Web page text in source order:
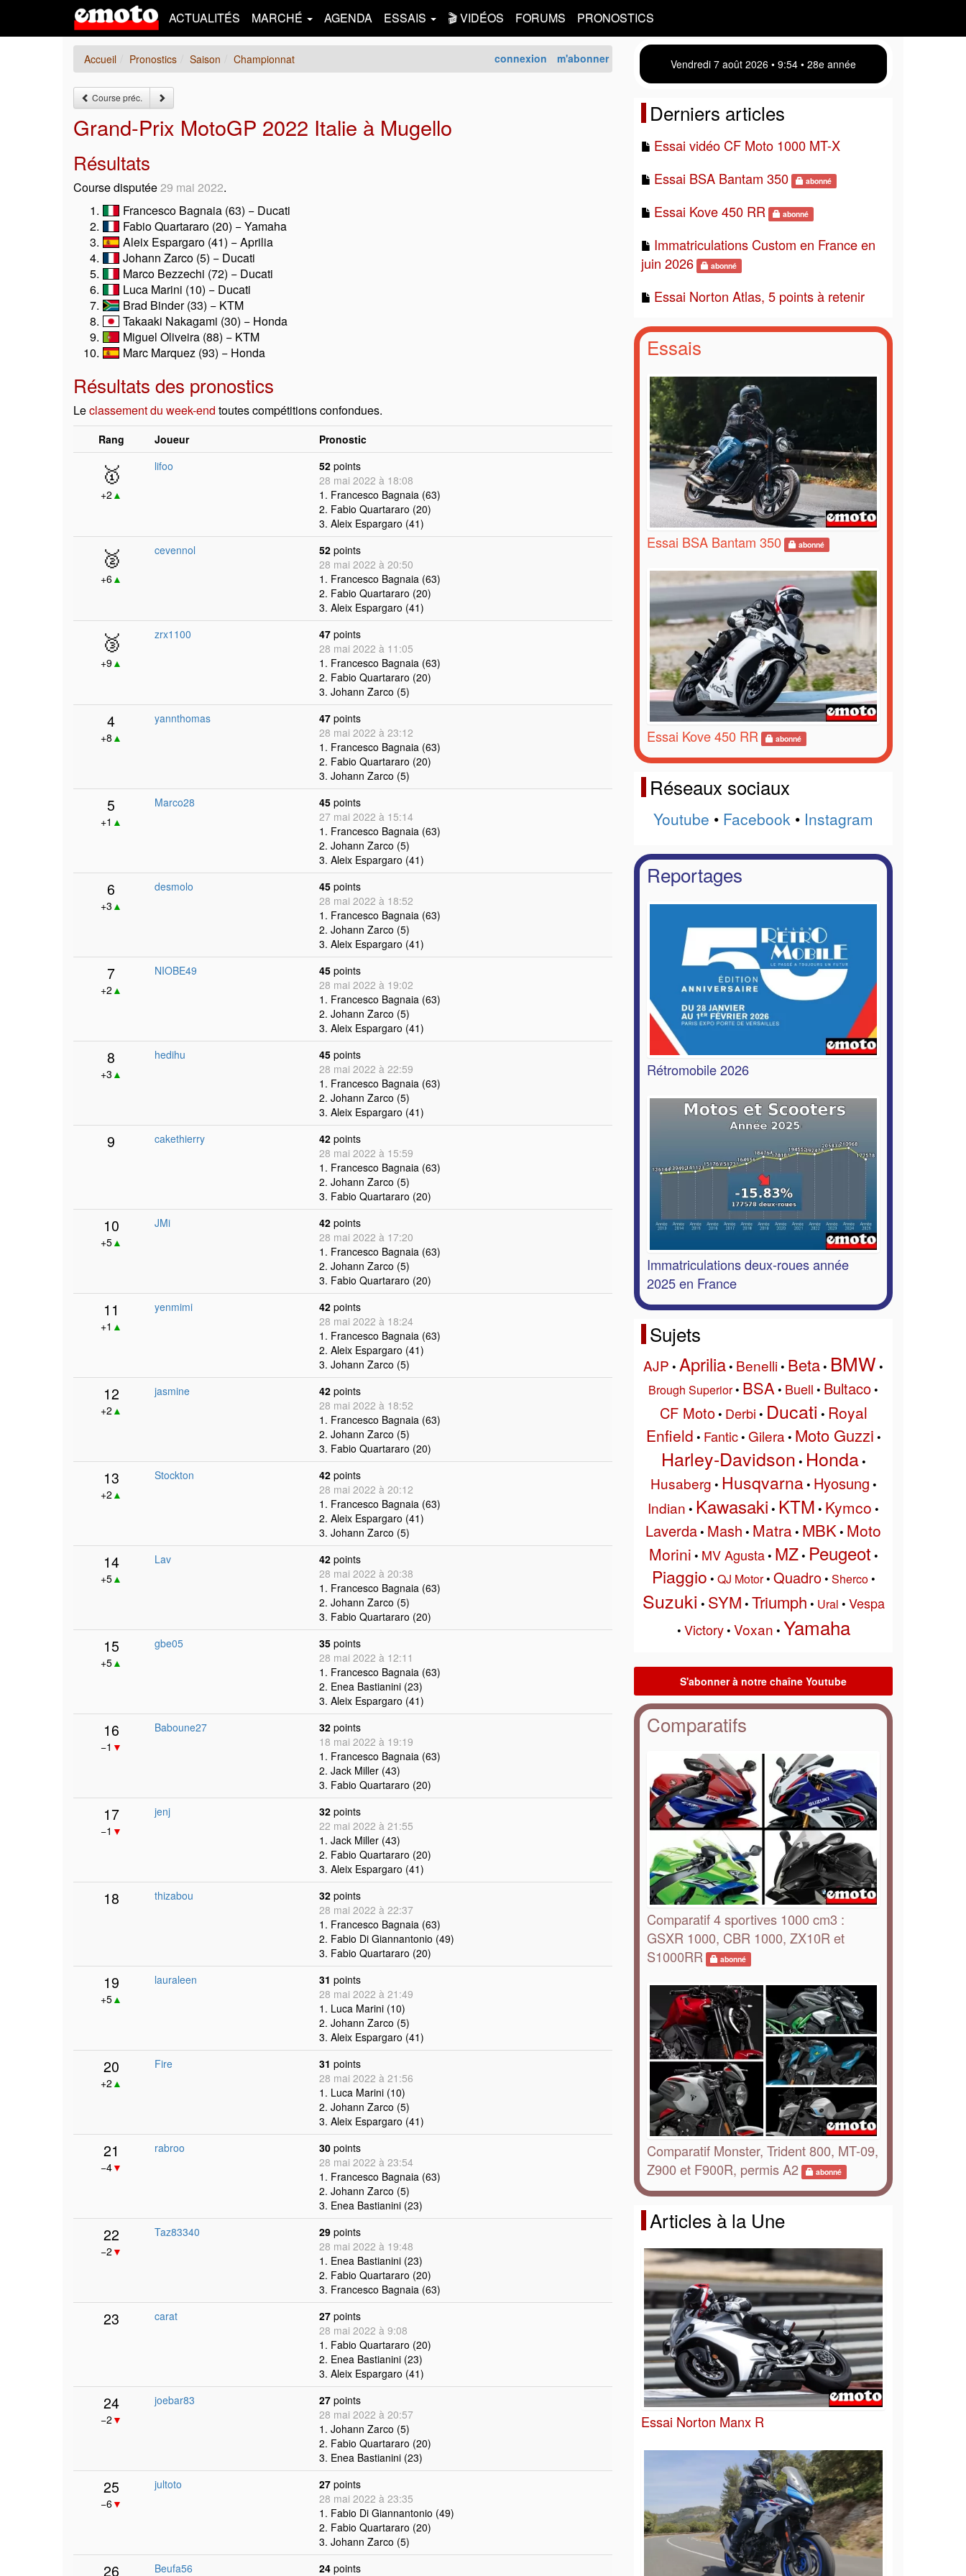
ACTUALITÉS MARCHÉ AGENDA ESSAIS 🎬 VIDÉOS FORUMS PRONOSTICS
connexion m'abonner
Accueil Pronostics Saison Championnat
Course préc.
Grand-Prix MotoGP 2022 Italie à Mugello
Résultats
Course disputée29 mai 2022.
Francesco Bagnaia (63) − Ducati
Fabio Quartararo (20) − Yamaha
Aleix Espargaro (41) − Aprilia
Johann Zarco (5) − Ducati
Marco Bezzechi (72) − Ducati
Luca Marini (10) − Ducati
Brad Binder (33) − KTM
Takaaki Nakagami (30) − Honda
Miguel Oliveira (88) − KTM
Marc Marquez (93) − Honda
Résultats des pronostics
Leclassement du week-end toutes compétitions confondues.
Rang Joueur Pronostic
🥇
+2 ▲
lifoo 52 points
28 mai 2022 à 18:08
1. Francesco Bagnaia (63)
2. Fabio Quartararo (20)
3. Aleix Espargaro (41)
🥈
+6▲
cevennol 52 points
28 mai 2022 à 20:50
1. Francesco Bagnaia (63)
2. Fabio Quartararo (20)
3. Aleix Espargaro (41)
🥉
+9▲
zrx1100 47 points
28 mai 2022 à 11:05
1. Francesco Bagnaia (63)
2. Fabio Quartararo (20)
3. Johann Zarco (5)
4
+8 ▲
yannthomas 47 points
28 mai 2022 à 23:12
1. Francesco Bagnaia (63)
2. Fabio Quartararo (20)
3. Johann Zarco (5)
5
+1 ▲
Marco28 45 points
27 mai 2022 à 15:14
1. Francesco Bagnaia (63)
2. Johann Zarco (5)
3. Aleix Espargaro (41)
6
+3 ▲
desmolo 45 points
28 mai 2022 à 18:52
1. Francesco Bagnaia (63)
2. Johann Zarco (5)
3. Aleix Espargaro (41)
7
+2 ▲
NIOBE49 45 points
28 mai 2022 à 19:02
1. Francesco Bagnaia (63)
2. Johann Zarco (5)
3. Aleix Espargaro (41)
8
+3 ▲
hedihu 45 points
28 mai 2022 à 22:59
1. Francesco Bagnaia (63)
2. Johann Zarco (5)
3. Aleix Espargaro (41)
9 cakethierry 42 points
28 mai 2022 à 15:59
1. Francesco Bagnaia (63)
2. Johann Zarco (5)
3. Fabio Quartararo (20)
10
+5▲
JMi 42 points
28 mai 2022 à 17:20
1. Francesco Bagnaia (63)
2. Johann Zarco (5)
3. Fabio Quartararo (20)
11
+1 ▲
yenmimi 42 points
28 mai 2022 à 18:24
1. Francesco Bagnaia (63)
2. Aleix Espargaro (41)
3. Johann Zarco (5)
12
+2 ▲
jasmine 42 points
28 mai 2022 à 18:52
1. Francesco Bagnaia (63)
2. Johann Zarco (5)
3. Fabio Quartararo (20)
13
+2 ▲
Stockton 42 points
28 mai 2022 à 20:12
1. Francesco Bagnaia (63)
2. Aleix Espargaro (41)
3. Johann Zarco (5)
14
+5▲
Lav 42 points
28 mai 2022 à 20:38
1. Francesco Bagnaia (63)
2. Johann Zarco (5)
3. Fabio Quartararo (20)
15
+5▲
gbe05 35 points
28 mai 2022 à 12:11
1. Francesco Bagnaia (63)
2. Enea Bastianini (23)
3. Aleix Espargaro (41)
16
−1 ▼
Baboune27 32 points
18 mai 2022 à 19:19
1. Francesco Bagnaia (63)
2. Jack Miller (43)
3. Fabio Quartararo (20)
17
−1 ▼
jenj 32 points
22 mai 2022 à 21:55
1. Jack Miller (43)
2. Fabio Quartararo (20)
3. Aleix Espargaro (41)
18 thizabou 32 points
28 mai 2022 à 22:37
1. Francesco Bagnaia (63)
2. Fabio Di Giannantonio (49)
3. Fabio Quartararo (20)
19
+5▲
lauraleen 31 points
28 mai 2022 à 21:49
1. Luca Marini (10)
2. Johann Zarco (5)
3. Aleix Espargaro (41)
20
+2 ▲
Fire 31 points
28 mai 2022 à 21:56
1. Luca Marini (10)
2. Johann Zarco (5)
3. Aleix Espargaro (41)
21
−4▼
rabroo 30 points
28 mai 2022 à 23:54
1. Francesco Bagnaia (63)
2. Johann Zarco (5)
3. Enea Bastianini (23)
22
−2 ▼
Taz83340 29 points
28 mai 2022 à 19:48
1. Enea Bastianini (23)
2. Fabio Quartararo (20)
3. Francesco Bagnaia (63)
23 carat 27 points
28 mai 2022 à 9:08
1. Fabio Quartararo (20)
2. Enea Bastianini (23)
3. Aleix Espargaro (41)
24
−2 ▼
joebar83 27 points
28 mai 2022 à 20:57
1. Johann Zarco (5)
2. Fabio Quartararo (20)
3. Enea Bastianini (23)
25
−6▼
jultoto 27 points
28 mai 2022 à 23:35
1. Fabio Di Giannantonio (49)
2. Fabio Quartararo (20)
3. Johann Zarco (5)
26 Beufa56 24 points
Vendredi 7 août 2026 • 9 54 • 28e année
Derniers articles
Essai vidéo CF Moto 1000 MT-X
Essai BSA Bantam 350
abonné
Essai Kove 450 RR abonné
Immatriculations Custom en France en
juin 2026
abonné
Essai Norton Atlas, 5 points à retenir
Essais
Essai BSA Bantam 350 abonné
Essai Kove 450 RR abonné
Réseaux sociaux
Youtube • Facebook • Instagram
Reportages
Rétromobile 2026
Immatriculations deux-roues année
2025 en France
Sujets
AJP • Aprilia• Benelli• Beta• BMW •
Brough Superior• BSA • Buell • Bultaco•
CF Moto• Derbi • Ducati • Royal
Enfield • Fantic• Gilera • Moto Guzzi •
Harley-Davidson • Honda•
Husaberg • Husqvarna• Hyosung •
Indian • Kawasaki • KTM • Kymco •
Laverda• Mash • Matra• MBK • Moto
Morini • MV Agusta• MZ• Peugeot •
Piaggio • QJ Motor• Quadro• Sherco•
Suzuki • SYM • Triumph • Ural • Vespa
• Victory• Voxan • Yamaha
Comparatifs
Comparatif 4 sportives 1000 cm3 :
GSXR 1000, CBR 1000, ZX10R et
S1000RR
abonné
Comparatif Monster, Trident 800, MT-09,
Z900 et F900R, permis A2
abonné
Articles à la Une
Essai Norton Manx R